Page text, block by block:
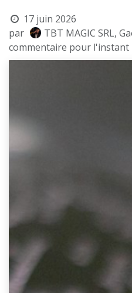
17 juin 2026
par
TBT MAGIC SRL,
commentaire pour l'instant